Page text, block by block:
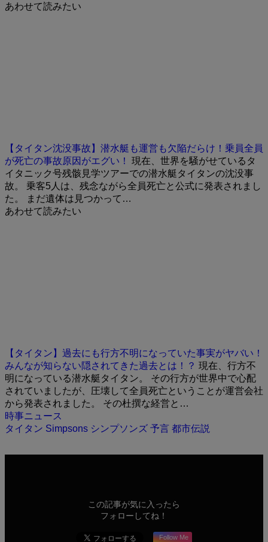
あわせて読みたい
【タイタン沈没事故】潜水艇も運営も欠陥だらけ！乗員全員
が死亡の事故原因がエグい！
現在、世界を騒がせているタ
イタニック号残骸見学ツアーでの潜水艇タイタンの沈没事
故。 乗客5人は、残念ながら全員死亡と公式に発表されまし
た。 まだ遺体は見つかって…
あわせて読みたい
【タイタン】過去にも行方不明になっていた事実がヤバい！
みんなが知らない隠されてきた過去とは！？ 現在、行方不
明になっている潜水艇タイタン。 その行方が世界中で心配
されていましたが、圧壊して全員死亡ということが運営会社
から発表されました。 その杜撰な経営と…
時事ニュース
タイタン Simpsons シンプソンズ 予言 都市伝説
この記事が気に入ったら
フォローしてね！
Follow Me